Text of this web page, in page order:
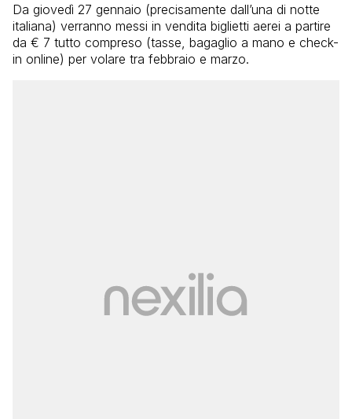
Da giovedì 27 gennaio (precisamente dall’una di notte
italiana) verranno messi in vendita biglietti aerei a partire
da € 7 tutto compreso (tasse, bagaglio a mano e check-
in online) per volare tra febbraio e marzo.